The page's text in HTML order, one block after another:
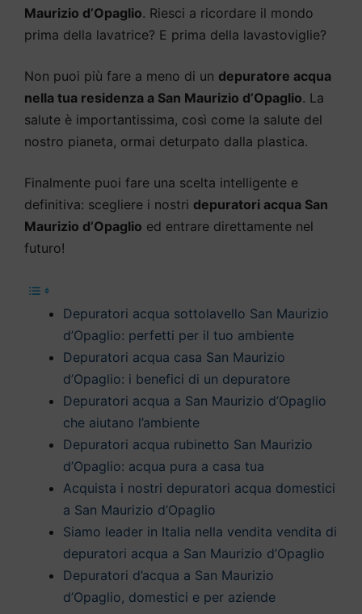
Maurizio d’Opaglio. Riesci a ricordare il mondo
prima della lavatrice? E prima della lavastoviglie?
Non puoi più fare a meno di un depuratore acqua
nella tua residenza a San Maurizio d’Opaglio. La
salute è importantissima, così come la salute del
nostro pianeta, ormai deturpato dalla plastica.
Finalmente puoi fare una scelta intelligente e
definitiva: scegliere i nostri depuratori acqua San
Maurizio d’Opaglio ed entrare direttamente nel
futuro!
Depuratori acqua sottolavello San Maurizio
d’Opaglio: perfetti per il tuo ambiente
Depuratori acqua casa San Maurizio
d’Opaglio: i benefici di un depuratore
Depuratori acqua a San Maurizio d’Opaglio
che aiutano l’ambiente
Depuratori acqua rubinetto San Maurizio
d’Opaglio: acqua pura a casa tua
Acquista i nostri depuratori acqua domestici
a San Maurizio d’Opaglio
Siamo leader in Italia nella vendita vendita di
depuratori acqua a San Maurizio d’Opaglio
Depuratori d’acqua a San Maurizio
d’Opaglio, domestici e per aziende